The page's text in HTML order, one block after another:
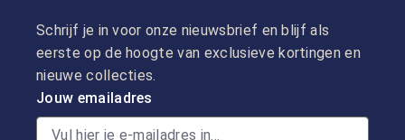
Schrijf je in voor onze nieuwsbrief en blijf als
eerste op de hoogte van exclusieve kortingen en
nieuwe collecties.
Jouw emailadres